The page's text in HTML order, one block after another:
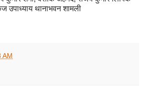
उपाध्याय थानाभवन शामली
AM